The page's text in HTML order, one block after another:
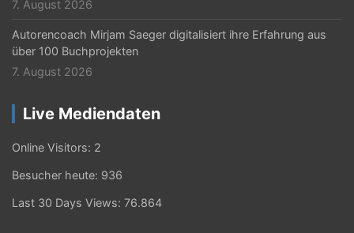
7. August 2026
Autorencoach Mirjam Saeger digitalisiert ihre Erfahrung aus
über 100 Buchprojekten
7. August 2026
Live Mediendaten
Online Visitors: 2
Besucher heute: 936
Last 30 Days Views: 76.864